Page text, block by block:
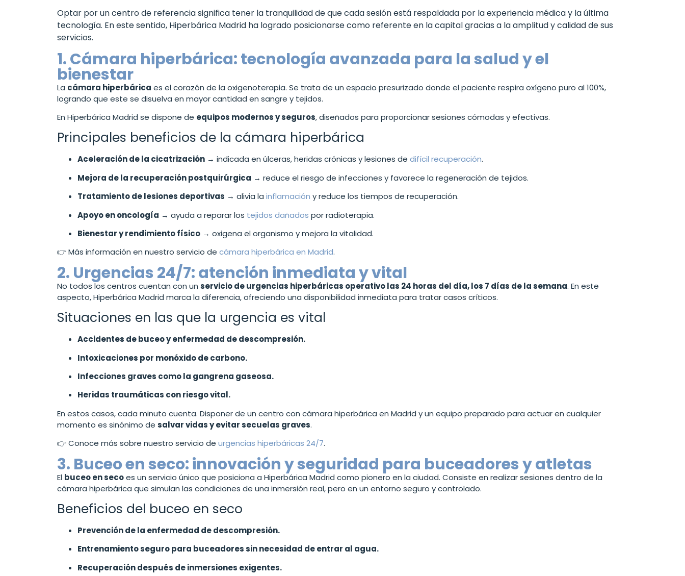
Optar por un centro de referencia significa tener la tranquilidad de que cada sesión está respaldada por la experiencia médica y la última
tecnología. En este sentido, Hiperbárica Madrid ha logrado posicionarse como referente en la capital gracias a la amplitud y calidad de sus
servicios.
1. Cámara hiperbárica: tecnología avanzada para la salud y el
bienestar
La cámara hiperbárica es el corazón de la oxigenoterapia. Se trata de un espacio presurizado donde el paciente respira oxígeno puro al 100%,
logrando que este se disuelva en mayor cantidad en sangre y tejidos.
En Hiperbárica Madrid se dispone de equipos modernos y seguros, diseñados para proporcionar sesiones cómodas y efectivas.
Principales beneficios de la cámara hiperbárica
Aceleración de la cicatrización → indicada en úlceras, heridas crónicas y lesiones de difícil recuperación.
Mejora de la recuperación postquirúrgica → reduce el riesgo de infecciones y favorece la regeneración de tejidos.
Tratamiento de lesiones deportivas → alivia la inflamación y reduce los tiempos de recuperación.
Apoyo en oncología → ayuda a reparar los tejidos dañados por radioterapia.
Bienestar y rendimiento físico → oxigena el organismo y mejora la vitalidad.
👉 Más información en nuestro servicio de cámara hiperbárica en Madrid.
2. Urgencias 24/7: atención inmediata y vital
No todos los centros cuentan con un servicio de urgencias hiperbáricas operativo las 24 horas del día, los 7 días de la semana. En este
aspecto, Hiperbárica Madrid marca la diferencia, ofreciendo una disponibilidad inmediata para tratar casos críticos.
Situaciones en las que la urgencia es vital
Accidentes de buceo y enfermedad de descompresión.
Intoxicaciones por monóxido de carbono.
Infecciones graves como la gangrena gaseosa.
Heridas traumáticas con riesgo vital.
En estos casos, cada minuto cuenta. Disponer de un centro con cámara hiperbárica en Madrid y un equipo preparado para actuar en cualquier
momento es sinónimo de salvar vidas y evitar secuelas graves.
👉 Conoce más sobre nuestro servicio de urgencias hiperbáricas 24/7.
3. Buceo en seco: innovación y seguridad para buceadores y atletas
El buceo en secoes un servicio único que posiciona a Hiperbárica Madrid como pionero en la ciudad. Consiste en realizar sesiones dentro de la
cámara hiperbárica que simulan las condiciones de una inmersión real, pero en un entorno seguro y controlado.
Beneficios del buceo en seco
Prevención de la enfermedad de descompresión.
Entrenamiento seguro para buceadores sin necesidad de entrar al agua.
Recuperación después de inmersiones exigentes.